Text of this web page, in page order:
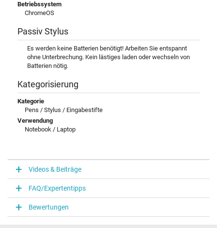
Betriebssystem
ChromeOS
Passiv Stylus
Es werden keine Batterien benötigt! Arbeiten Sie entspannt
ohne Unterbrechung. Kein lästiges laden oder wechseln von
Batterien nötig.
Kategorisierung
Kategorie
Pens / Stylus / Eingabestifte
Verwendung
Notebook / Laptop
Videos & Beiträge
FAQ/Expertentipps
Bewertungen